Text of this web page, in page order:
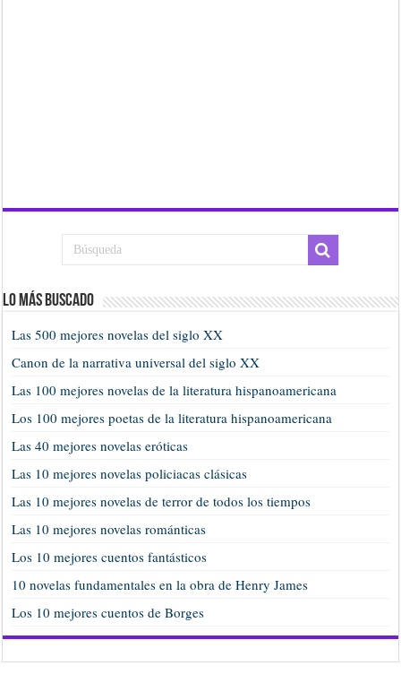
Lo más buscado
Las 500 mejores novelas del siglo XX
Canon de la narrativa universal del siglo XX
Las 100 mejores novelas de la literatura hispanoamericana
Los 100 mejores poetas de la literatura hispanoamericana
Las 40 mejores novelas eróticas
Las 10 mejores novelas policiacas clásicas
Las 10 mejores novelas de terror de todos los tiempos
Las 10 mejores novelas románticas
Los 10 mejores cuentos fantásticos
10 novelas fundamentales en la obra de Henry James
Los 10 mejores cuentos de Borges